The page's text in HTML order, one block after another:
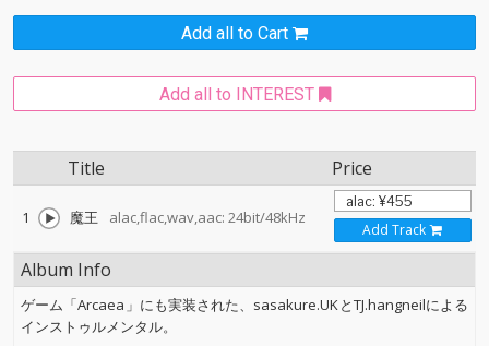
Add all to Cart
Add all to INTEREST
Title Price
1 魔王 alac,flac,wav,aac: 24bit/48kHz
Add Track
Album Info
ゲーム「Arcaea」にも実装された、sasakure.UKとTJ.hangneilによる
インストゥルメンタル。